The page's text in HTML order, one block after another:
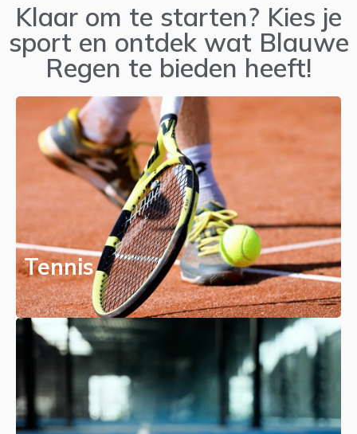
Klaar om te starten? Kies je
sport en ontdek wat Blauwe
Regen te bieden heeft!
Tennis